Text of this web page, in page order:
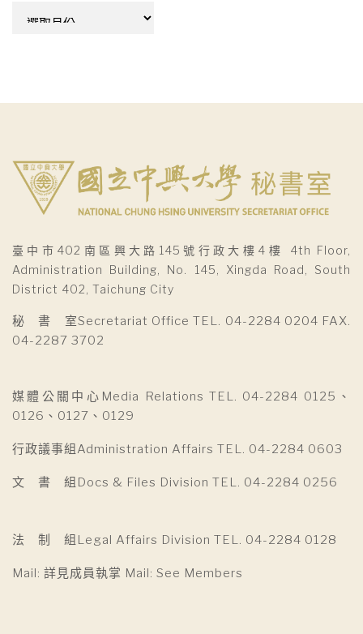
臺中市402南區興大路145號行政大樓4樓 4th Floor,
Administration Building, No. 145, Xingda Road, South
District 402, Taichung City
秘 書 室Secretariat Office TEL. 04-2284 0204 FAX.
04-2287 3702
媒體公關中心Media Relations TEL. 04-2284 0125、
0126、0127、0129
行政議事組Administration Affairs TEL. 04-2284 0603
文 書 組Docs & Files Division TEL. 04-2284 0256
法 制 組Legal Affairs Division TEL. 04-2284 0128
Mail: 詳見成員執掌 Mail: See Members